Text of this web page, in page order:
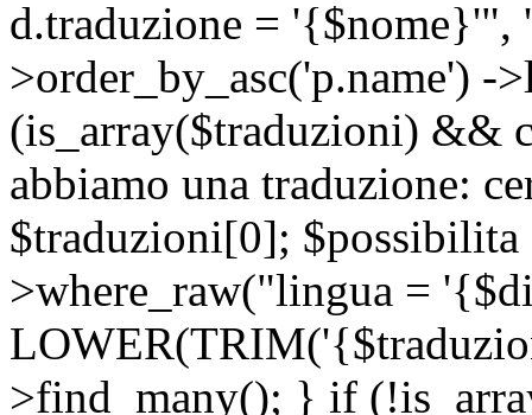
d.traduzione = '{$nome}'",
>order_by_asc('p.name')
(is_array($traduzioni) &&
abbiamo una traduzione:
$traduzioni[0];
>where_raw("lingua =
>find_many(); } if